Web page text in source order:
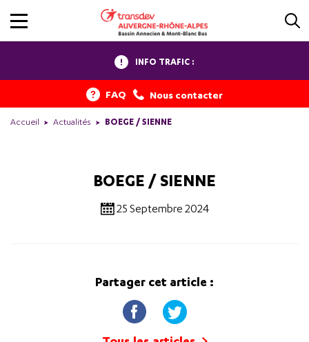
INFO TRAFIC :
FAQ Nous contacter
Accueil Actualités BOEGE / SIENNE
BOEGE / SIENNE
25 Septembre 2024
Partager cet article :